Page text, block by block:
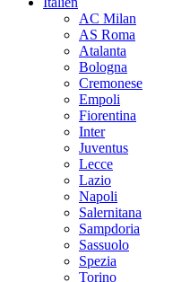
AC Milan
AS Roma
Atalanta
Bologna
Cremonese
Empoli
Fiorentina
Inter
Juventus
Lecce
Lazio
Napoli
Salernitana
Sampdoria
Sassuolo
Spezia
Torino